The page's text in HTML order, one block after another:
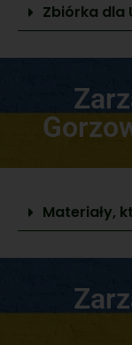
Zbiórka dla
Materiały,